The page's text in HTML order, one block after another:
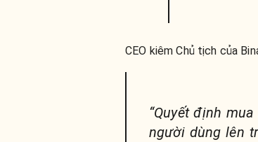
CEO kiêm Chủ tịch của
“Quyết định
người dùng lên